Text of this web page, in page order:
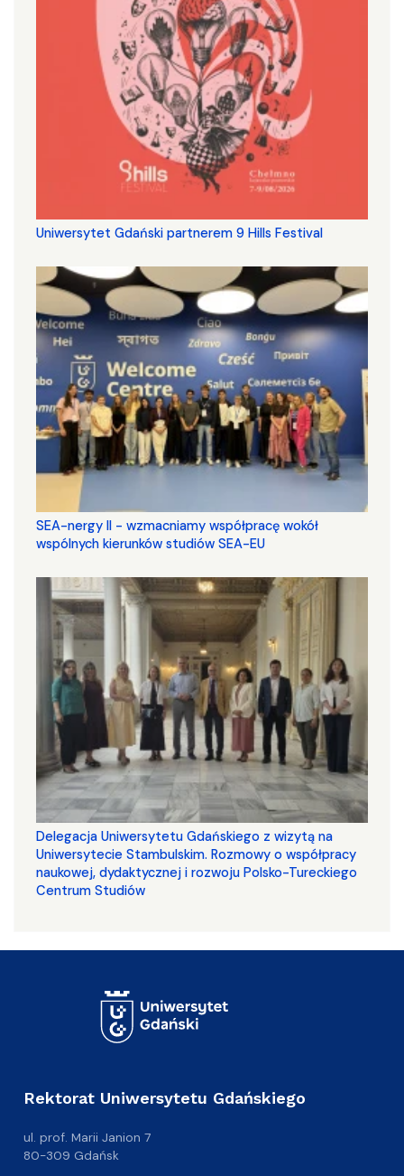
Uniwersytet Gdański partnerem 9 Hills Festival
SEA-nergy II - wzmacniamy współpracę wokół
wspólnych kierunków studiów SEA-EU
Delegacja Uniwersytetu Gdańskiego z wizytą na
Uniwersytecie Stambulskim. Rozmowy o współpracy
naukowej, dydaktycznej i rozwoju Polsko-Tureckiego
Centrum Studiów
Rektorat Uniwersytetu Gdańskiego
ul. prof. Marii Janion 7
80-309 Gdańsk